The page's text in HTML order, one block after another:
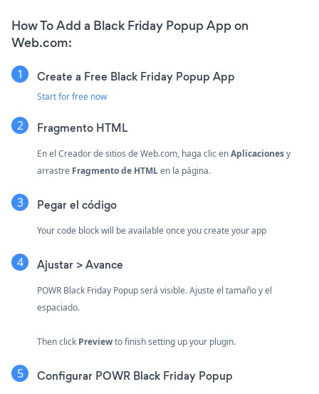
How To Add a Black Friday Popup App on
Web.com:
Create a Free Black Friday Popup App
Start for free now
Fragmento HTML
En el Creador de sitios de Web.com, haga clic enAplicacionesy
arrastre Fragmento de HTMLen la página.
Pegar el código
Your code block will be available once you create your app
Ajustar > Avance
POWR Black Friday Popup será visible. Ajuste el tamaño y el
espaciado.
Then click Previewto finish setting up your plugin.
Configurar POWR Black Friday Popup